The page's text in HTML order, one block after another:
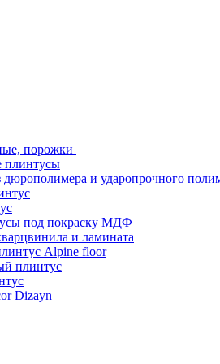
порожки
плинтусы
и ударопрочного
под покраску МДФ
и ламината
Alpine floor
плинтус
Dizayn